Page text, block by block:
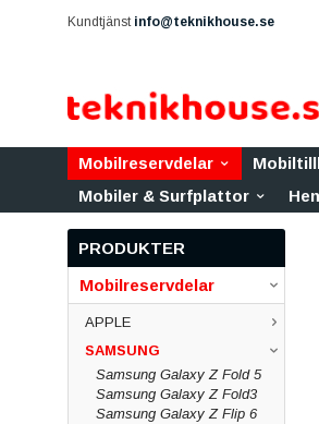
Kundtjänst info@teknikhouse.se
Mobilreservdelar
Mobiler & Surfplattor
PRODUKTER
Mobilreservdelar
APPLE
SAMSUNG
Samsung Galaxy Z Fold 5
Samsung Galaxy Z Fold3
Samsung Galaxy Z Flip 6